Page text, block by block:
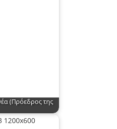
(Πρόεδρος της